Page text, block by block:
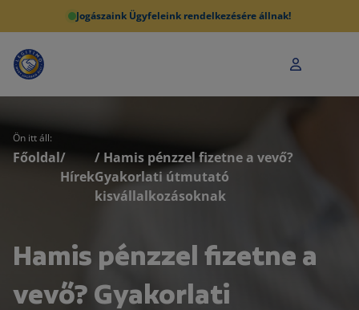
Jogászaink Ügyfeleink rendelkezésére állnak!
Ön itt áll:
Főoldal/
Hírek
/ Hamis pénzzel fizetne a vevő?
Gyakorlati útmutató
kisvállalkozásoknak
Hamis pénzzel fizetne a
vevő? Gyakorlati